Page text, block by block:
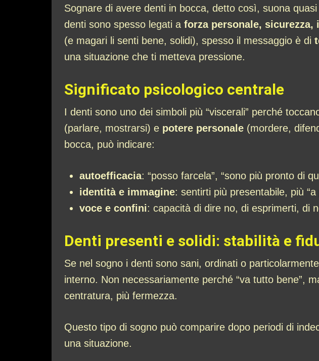
Sognare di avere denti in bocca, detto così, suona
denti sono spesso legati a forza personale, sicurezza,
(e magari li senti bene, solidi), spesso il messaggio è di
una situazione che ti metteva pressione.
Significato psicologico centrale
I denti sono uno dei simboli più “viscerali” perché
(parlare, mostrarsi) e potere personale (mordere,
bocca, può indicare:
autoefficacia: “posso farcela”, “sono più pronto di
identità e immagine: sentirti più presentabile, più “a
voce e confini: capacità di dire no, di esprimerti, di
Denti presenti e solidi: stabilità e
Se nel sogno i denti sono sani, ordinati o
interno. Non necessariamente perché “va tutto bene”,
centratura, più fermezza.
Questo tipo di sogno può comparire dopo periodi di
una situazione.